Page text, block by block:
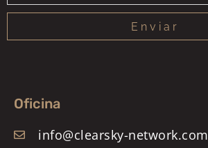
Enviar
Oficina
info@clearsky-network.com